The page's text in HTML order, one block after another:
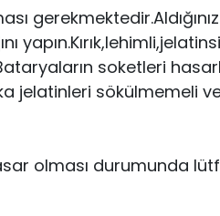
soketleri
jelatinleri sökülmemeli ve
olması durumunda